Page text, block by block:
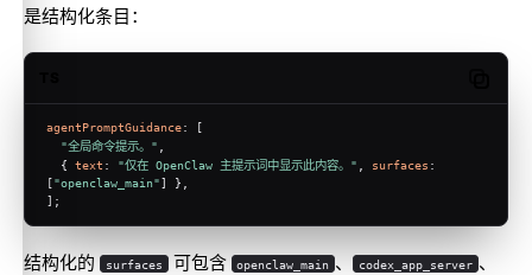
是结构化条目：
agentPromptGuidance: [
"全局命令提示。"
  {
text : "仅在 OpenClaw 主提示词中显示此内容。" surfaces :
["openclaw_main"] },
];
结构化的 surfaces 可包含 openclaw_main 、 codex_app_server 、